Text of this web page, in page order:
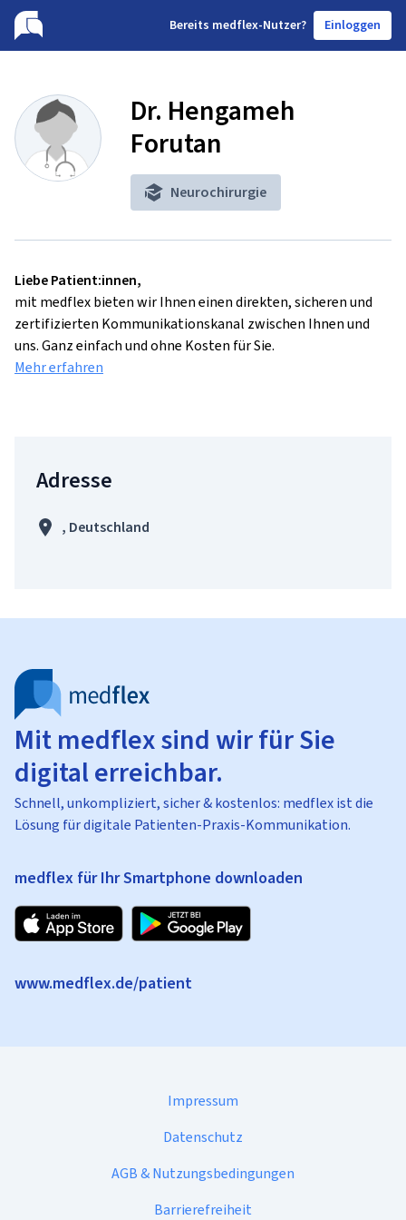
Bereits medflex-Nutzer? Einloggen
Dr. Hengameh
Forutan
Neurochirurgie
Liebe Patient:innen,
mit medflex bieten wir Ihnen einen direkten, sicheren und
zertifizierten Kommunikationskanal zwischen Ihnen und
uns. Ganz einfach und ohne Kosten für Sie.
Mehr erfahren
Adresse
, Deutschland
Mit medflex sind wir für Sie
digital erreichbar.
Schnell, unkompliziert, sicher & kostenlos: medflex ist die
Lösung für digitale Patienten-Praxis-Kommunikation.
medflex für Ihr Smartphone downloaden
www.medflex.de/patient
Impressum
Datenschutz
AGB & Nutzungsbedingungen
Barrierefreiheit